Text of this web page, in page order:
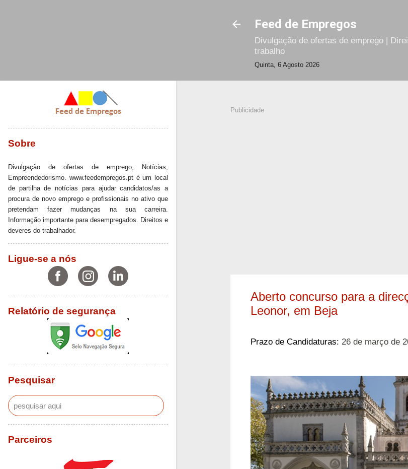
Feed de Empregos
Divulgação de ofertas de emprego |
trabalho
Quinta, 6 Agosto 2026
Publicidade
Aberto concurso para a
Leonor, em Beja
Prazo de Candidaturas: 26 de março de
Sobre
Divulgação de ofertas de emprego, Notícias,
Empreendedorismo. www.feedempregos.pt é um local
de partilha de notícias para ajudar candidatos/as a
procura de novo emprego e profissionais no ativo que
pretendam fazer mudanças na sua carreira.
Informação importante para desempregados. Direitos e
deveres do trabalhador.
Ligue-se a nós
Relatório de segurança
Pesquisar
Parceiros